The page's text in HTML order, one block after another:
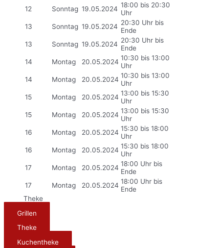
12
Sonntag 19.05.2024 18:00 bis 20:30
Uhr
13
Sonntag 19.05.2024 20:30 Uhr bis
Ende
13
Sonntag 19.05.2024 20:30 Uhr bis
Ende
14
Montag 20.05.2024 10:30 bis 13:00
Uhr
14
Montag 20.05.2024 10:30 bis 13:00
Uhr
15
Montag 20.05.2024 13:00 bis 15:30
Uhr
15
Montag 20.05.2024 13:00 bis 15:30
Uhr
16
Montag 20.05.2024 15:30 bis 18:00
Uhr
16
Montag 20.05.2024 15:30 bis 18:00
Uhr
17
Montag 20.05.2024 18:00 Uhr bis
Ende
17
Montag 20.05.2024 18:00 Uhr bis
Ende
Theke
Grillen
Theke
Kuchentheke